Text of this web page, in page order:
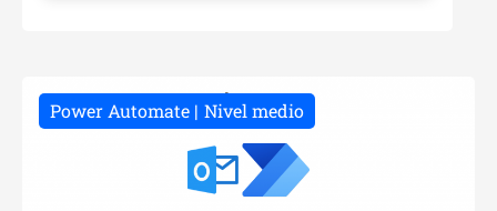
Power Automate Nivel medio